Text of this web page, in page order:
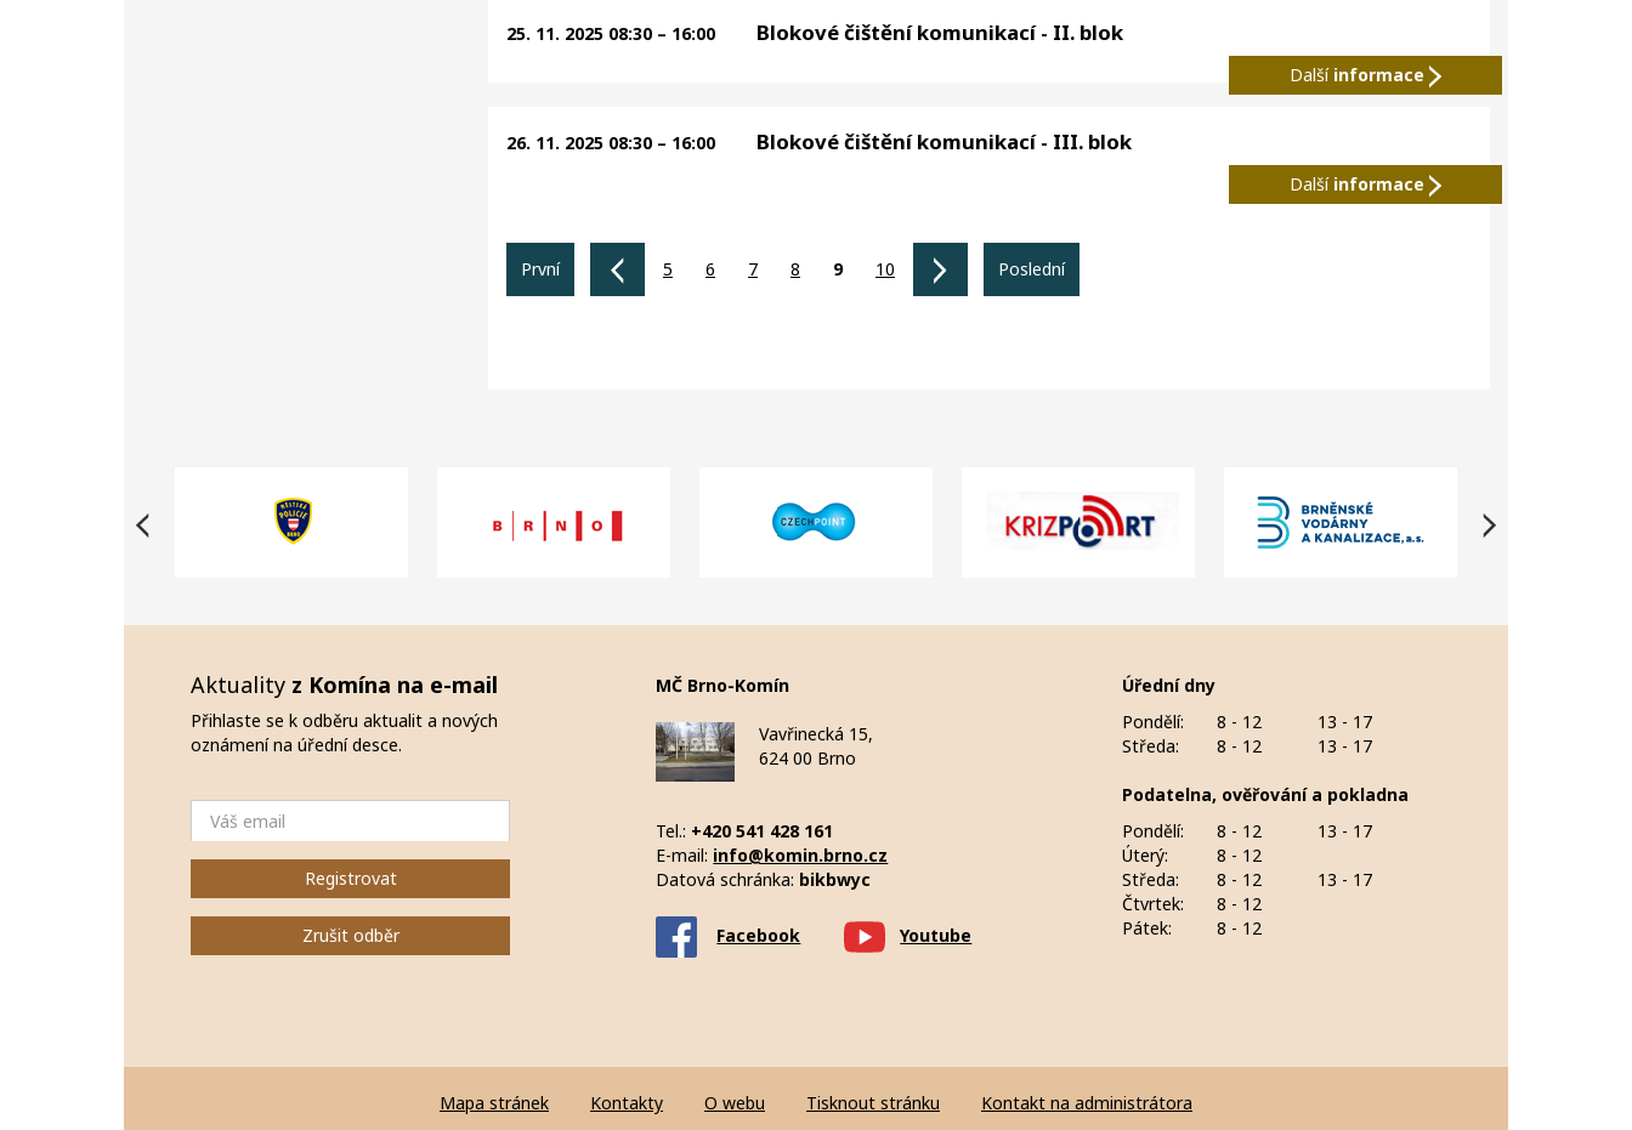
25. 11. 2025 08:30 – 16:00 Blokové čištění komunikací - II. blok
Další informace
26. 11. 2025 08:30 – 16:00 Blokové čištění komunikací - III. blok
Další informace
První 5 6 7 8 9 10 Poslední
Aktuality z Komína na e-mail
Přihlaste se k odběru aktualit a nových
oznámení na úřední desce.
Registrovat
Zrušit odběr
MČ Brno-Komín
Vavřinecká 15,
624 00 Brno
Tel.: +420 541 428 161
E-mail: info@komin.brno.cz
Datová schránka: bikbwyc
Facebook Youtube
Úřední dny
Pondělí:
8 - 12
13 - 17
Středa:
8 - 12 13 - 17
Podatelna, ověřování a pokladna
Pondělí:
8 - 12
13 - 17
Úterý:
8 - 12
Středa:
8 - 12
13 - 17
Čtvrtek:
8 - 12
Pátek:
8 - 12
Mapa stránek Kontakty O webu Tisknout stránku Kontakt na administrátora